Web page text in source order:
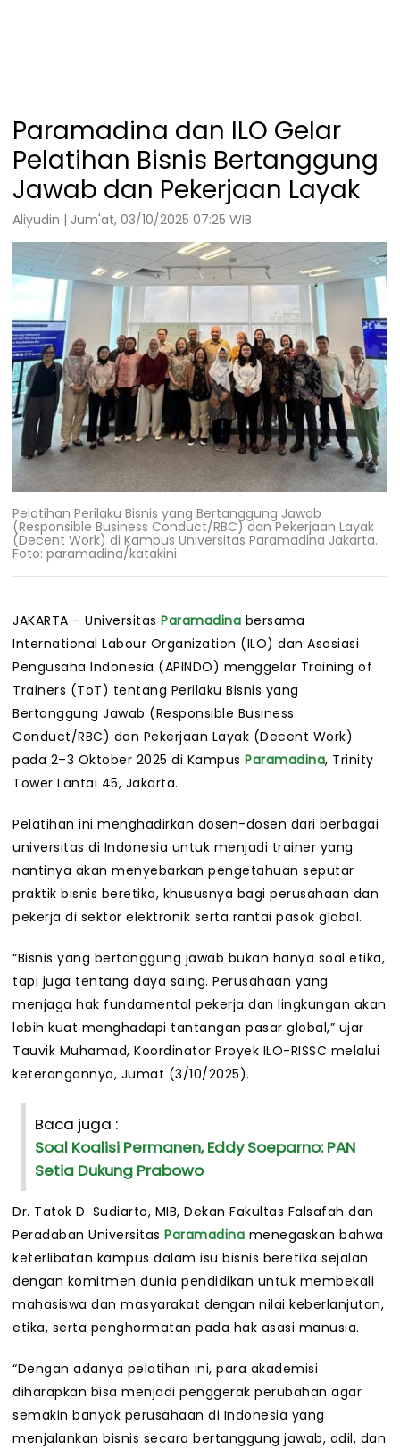
Paramadina dan ILO Gelar
Pelatihan Bisnis Bertanggung
Jawab dan Pekerjaan Layak
Aliyudin | Jum'at, 03/10/2025 07:25 WIB
Pelatihan Perilaku Bisnis yang Bertanggung Jawab
(Responsible Business Conduct/RBC) dan Pekerjaan Layak
(Decent Work) di Kampus Universitas Paramadina Jakarta.
Foto: paramadina/katakini
JAKARTA – Universitas Paramadina bersama
International Labour Organization (ILO) dan Asosiasi
Pengusaha Indonesia (APINDO) menggelar Training of
Trainers (ToT) tentang Perilaku Bisnis yang
Bertanggung Jawab (Responsible Business
Conduct/RBC) dan Pekerjaan Layak (Decent Work)
pada 2–3 Oktober 2025 di Kampus Paramadina, Trinity
Tower Lantai 45, Jakarta.
Pelatihan ini menghadirkan dosen-dosen dari berbagai
universitas di Indonesia untuk menjadi trainer yang
nantinya akan menyebarkan pengetahuan seputar
praktik bisnis beretika, khususnya bagi perusahaan dan
pekerja di sektor elektronik serta rantai pasok global.
“Bisnis yang bertanggung jawab bukan hanya soal etika,
tapi juga tentang daya saing. Perusahaan yang
menjaga hak fundamental pekerja dan lingkungan akan
lebih kuat menghadapi tantangan pasar global,” ujar
Tauvik Muhamad, Koordinator Proyek ILO-RISSC melalui
keterangannya, Jumat (3/10/2025).
Baca juga :
Soal Koalisi Permanen, Eddy Soeparno: PAN
Setia Dukung Prabowo
Dr. Tatok D. Sudiarto, MIB, Dekan Fakultas Falsafah dan
Peradaban Universitas Paramadina menegaskan bahwa
keterlibatan kampus dalam isu bisnis beretika sejalan
dengan komitmen dunia pendidikan untuk membekali
mahasiswa dan masyarakat dengan nilai keberlanjutan,
etika, serta penghormatan pada hak asasi manusia.
“Dengan adanya pelatihan ini, para akademisi
diharapkan bisa menjadi penggerak perubahan agar
semakin banyak perusahaan di Indonesia yang
menjalankan bisnis secara bertanggung jawab, adil, dan